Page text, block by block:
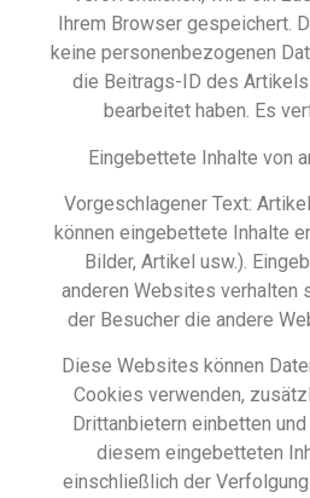
Ihrem Browser gespeichert.
keine personenbezogenen
die Beitrags-ID des Artikels
bearbeitet haben. Es
Eingebettete Inhalte von
Vorgeschlagener Text:
können eingebettete Inhalte
Bilder, Artikel usw.).
anderen Websites verhalten
der Besucher die andere
Diese Websites können
Cookies verwenden,
Drittanbietern einbetten
diesem eingebetteten
einschließlich der